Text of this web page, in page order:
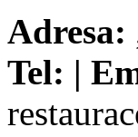
Adresa:
Tel: |